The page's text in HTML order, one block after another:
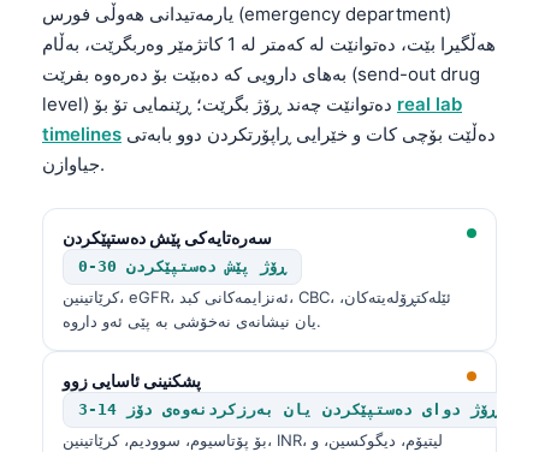
یارمەتیدانی هەوڵی فورس (emergency department)
هەڵگیرا بێت، دەتوانێت لە کەمتر لە 1 کاتژمێر وەربگرێت، بەڵام
بەهای دارویی کە دەبێت بۆ دەرەوە بفرێت (send-out drug
real lab
timelines
جیاوازن.
سەرەتایەکی پێش دەستپێکردن
0-30 ڕۆژ پێش دەستپێکردن
کرێاتینین، eGFR، ئەنزایمەکانی کبد، CBC، ئێلەکتڕۆلەیتەکان،
یان نیشانەی نەخۆشی بە پێی ئەو داروە.
پشکنینی ئاسایی زوو
3-14 ڕۆژ دوای دەستپێکردن یان بەرزکردنەوەی دۆز
بۆ پۆتاسیوم، سوودیم، کرێاتینین، INR، لیتیۆم، دیگوکسین، و